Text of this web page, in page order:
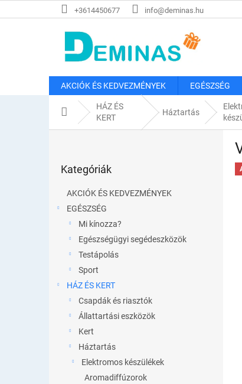
a
+3614450677 info@deminas.hu
AKCIÓK ÉS KEDVEZMÉNYEK EGÉSZSÉG
Kezdőlap
HÁZ ÉS
KERT
Háztartás
átugrása
Kategóriák
AKCIÓK ÉS KEDVEZMÉNYEK
EGÉSZSÉG
Mi kínozza?
Egészségügyi segédeszközök
Testápolás
Sport
HÁZ ÉS KERT
Csapdák és riasztók
Állattartási eszközök
Kert
Háztartás
Elektromos készülékek
Aromadiffúzorok